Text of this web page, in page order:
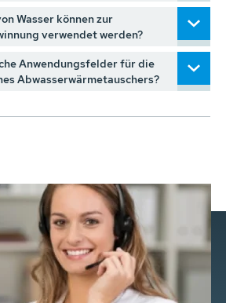
Wasser können zur
verwendet werden?
Anwendungsfelder für die
Abwasserwärmetauschers?